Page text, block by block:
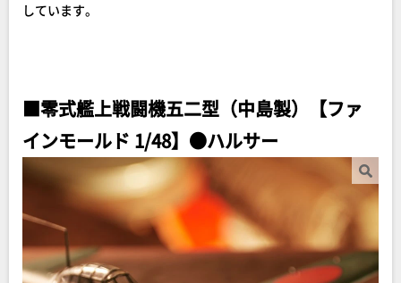
しています。
■零式艦上戦闘機五二型（中島製）【ファ
インモールド 1/48】●ハルサー